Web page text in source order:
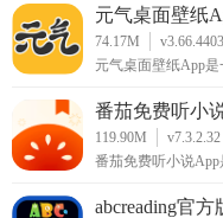
元气桌面壁纸
74.17M
v3.66.4403
元气桌面壁纸App是
番茄免费听小
119.90M
v7.3.2.32
番茄免费听小说App
abcreading官方